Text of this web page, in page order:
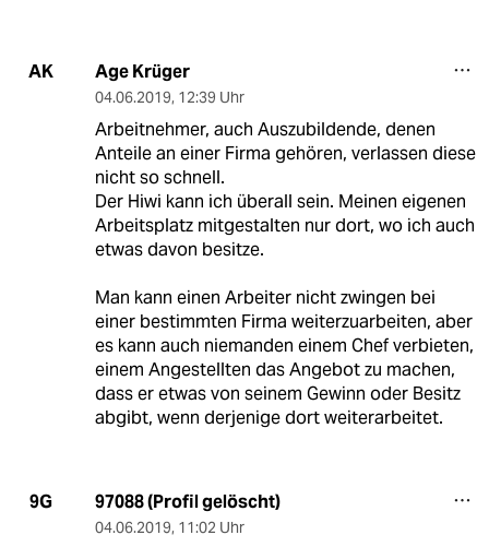
AK Age Krüger
04.06.2019, 12:39 Uhr
Arbeitnehmer, auch Auszubildende, denen
Anteile an einer Firma gehören, verlassen diese
nicht so schnell.
Der Hiwi kann ich überall sein. Meinen eigenen
Arbeitsplatz mitgestalten nur dort, wo ich auch
etwas davon besitze.
Man kann einen Arbeiter nicht zwingen bei
einer bestimmten Firma weiterzuarbeiten, aber
es kann auch niemanden einem Chef verbieten,
einem Angestellten das Angebot zu machen,
dass er etwas von seinem Gewinn oder Besitz
abgibt, wenn derjenige dort weiterarbeitet.
9G 97088 (Profil gelöscht)
04.06.2019, 11:02 Uhr